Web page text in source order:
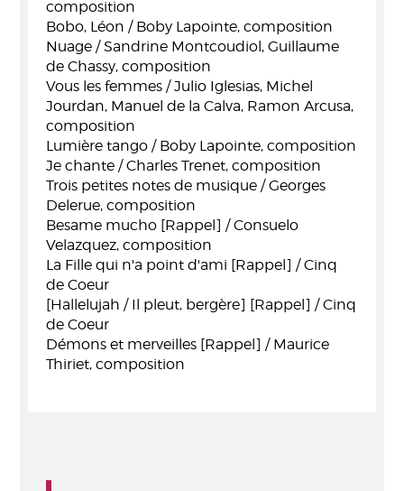
composition
Bobo, Léon / Boby Lapointe, composition
Nuage / Sandrine Montcoudiol, Guillaume
de Chassy, composition
Vous les femmes / Julio Iglesias, Michel
Jourdan, Manuel de la Calva, Ramon Arcusa,
composition
Lumière tango / Boby Lapointe, composition
Je chante / Charles Trenet, composition
Trois petites notes de musique / Georges
Delerue, composition
Besame mucho [Rappel] / Consuelo
Velazquez, composition
La Fille qui n'a point d'ami [Rappel] / Cinq
de Coeur
[Hallelujah / Il pleut, bergère] [Rappel] / Cinq
de Coeur
Démons et merveilles [Rappel] / Maurice
Thiriet, composition